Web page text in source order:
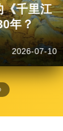
《千里江
年？
2026-07-10